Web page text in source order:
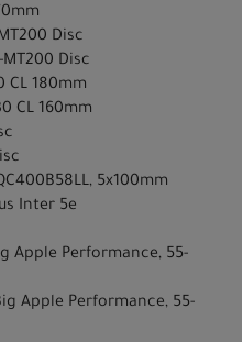
Disc
Disc
CL 180mm
CL 160mm
5x100mm
Inter 5e
Apple Performance, 55-
Apple Performance, 55-